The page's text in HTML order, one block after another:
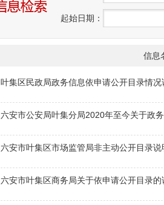
起始日期：
信息
叶集区民政局政务信息依申请公开目录情况
六安市公安局叶集分局2020年至今关于政
六安市叶集区市场监管局非主动公开目录说
六安市叶集区商务局关于依申请公开目录的